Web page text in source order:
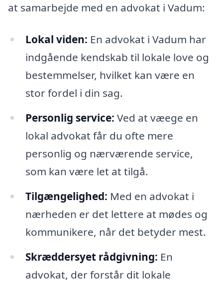
at samarbejde med en advokat i Vadum:
Lokal viden: En advokat i Vadum har
indgående kendskab til lokale love og
bestemmelser, hvilket kan være en
stor fordel i din sag.
Personlig service: Ved at væege en
lokal advokat får du ofte mere
personlig og nærværende service,
som kan være let at tilgå.
Tilgængelighed: Med en advokat i
nærheden er det lettere at mødes og
kommunikere, når det betyder mest.
Skræddersyet rådgivning: En
advokat, der forstår dit lokale